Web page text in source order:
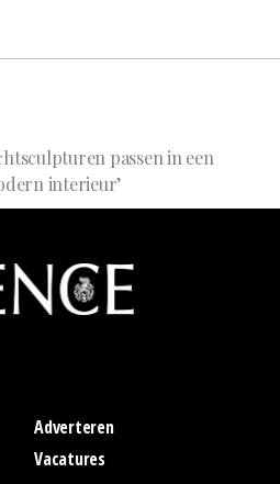
passen in een
interieur’
Adverteren
Vacatures